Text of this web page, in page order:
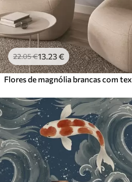
22.05€13 .23€